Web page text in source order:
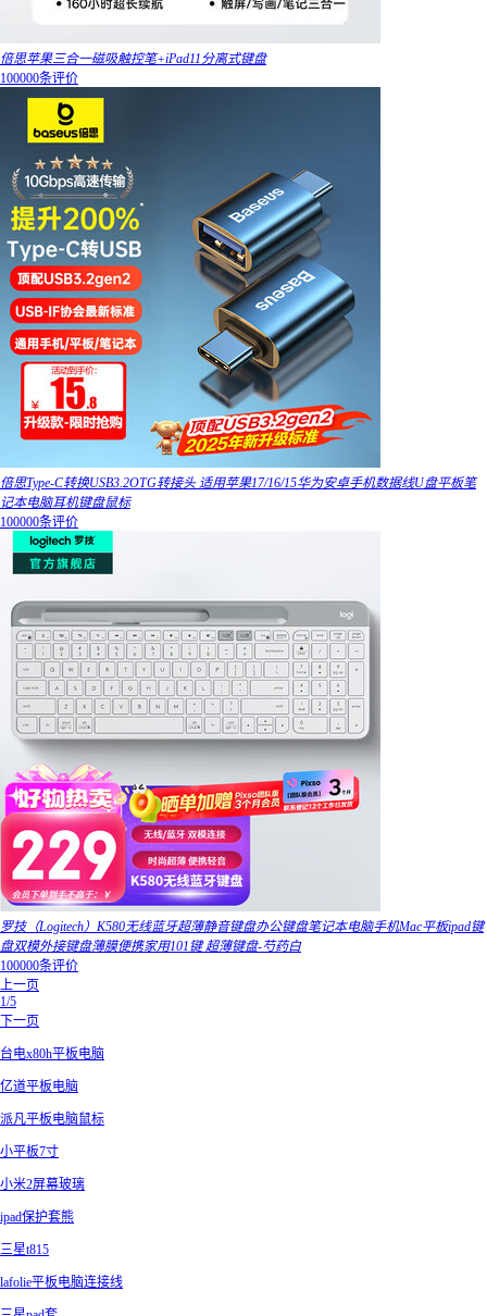
倍思苹果三合一磁吸触控笔+iPad11分离式键盘
100000条评价
倍思Type-C转换USB3.2OTG转接头 适用苹果17/16/15华为安卓手机数据线U盘平板笔
记本电脑耳机键盘鼠标
100000条评价
罗技（Logitech）K580无线蓝牙超薄静音键盘办公键盘笔记本电脑手机Mac平板ipad键
盘双模外接键盘薄膜便携家用101键 超薄键盘-芍药白
100000条评价
上一页
1/5
下一页
台电x80h平板电脑
亿道平板电脑
派凡平板电脑鼠标
小平板7寸
小米2屏幕玻璃
ipad保护套熊
三星t815
lafolie平板电脑连接线